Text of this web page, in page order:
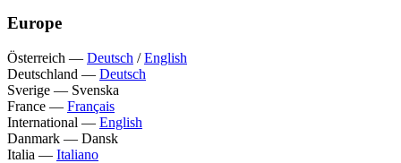
Europe
Österreich — Deutsch /English
Deutschland — Deutsch
Sverige — Svenska
France — Français
International — English
Danmark — Dansk
Italia — Italiano